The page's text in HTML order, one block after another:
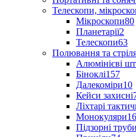
Телескопи,
Мікроскопи80
Планетарії2
Телескопи63
Полювання та
Алюмінієві
Біноклі157
Далекоміри10
Кейси захисні
Ліхтарі
Монокуляри16
Підзорні труби